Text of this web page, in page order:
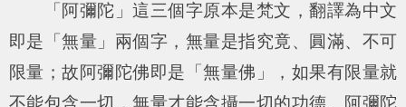
「阿彌陀」這三個字原本是梵文，翻譯為中文
即是「無量」兩個字，無量是指究竟、圓滿、不可
限量；故阿彌陀佛即是「無量佛」，如果有限量就